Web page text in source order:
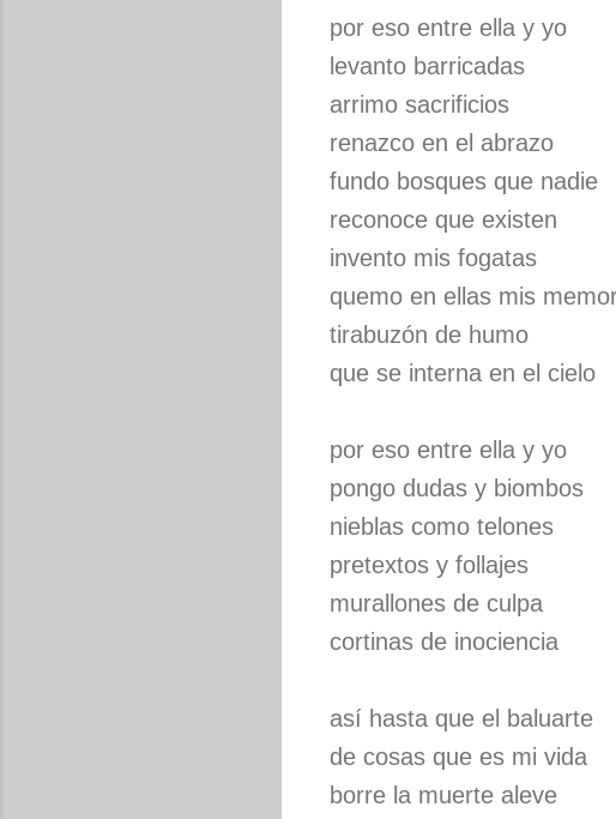
por eso entre ella y yo
levanto barricadas
arrimo sacrificios
renazco en el abrazo
fundo bosques que nadie
reconoce que existen
invento mis fogatas
quemo en ellas mis
tirabuzón de humo
que se interna en el cielo
por eso entre ella y yo
pongo dudas y biombos
nieblas como telones
pretextos y follajes
murallones de culpa
cortinas de inociencia
así hasta que el baluarte
de cosas que es mi vida
borre la muerte aleve